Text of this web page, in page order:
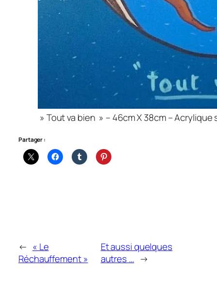
» Tout va bien » – 46cm X 38cm – Acrylique
Partager :
← « Le
Réchauffement »
Et aussi quelques
autres … →